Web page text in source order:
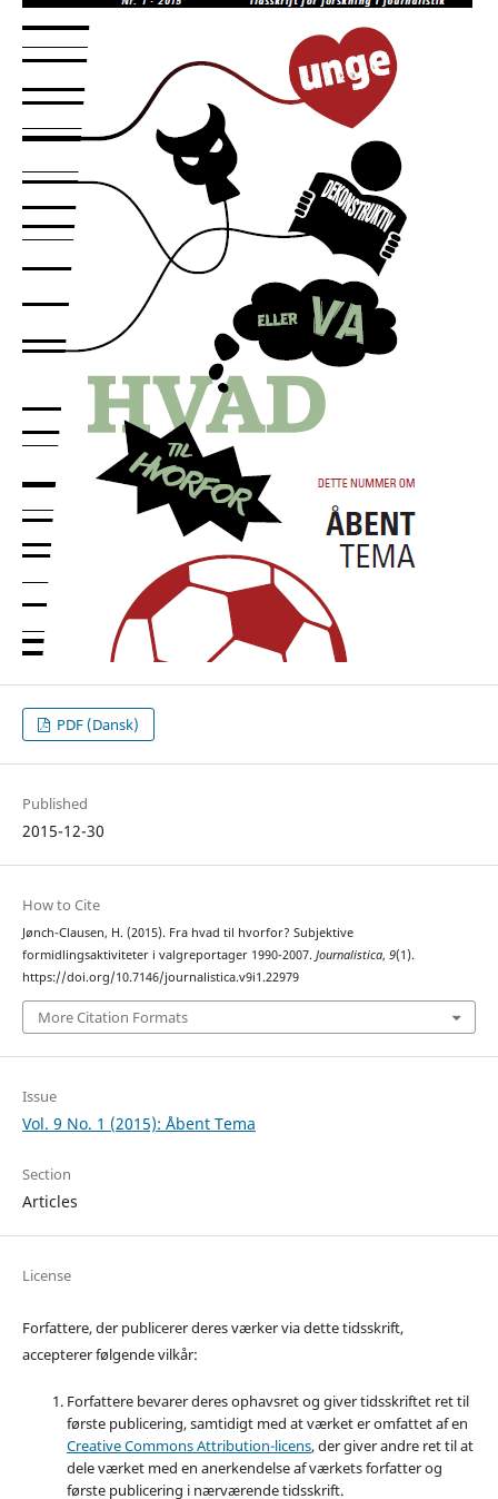
PDF (Dansk)
Published
2015-12-30
How to Cite
Jønch-Clausen, H. (2015). Fra hvad til hvorfor? Subjektive
formidlingsaktiviteter i valgreportager 1990-2007. Journalistica, 9(1).
https://doi.org/10.7146/journalistica.v9i1.22979
More Citation Formats
Issue
Vol. 9 No. 1 (2015): Åbent Tema
Section
Articles
License
Forfattere, der publicerer deres værker via dette tidsskrift,
accepterer følgende vilkår:
Forfattere bevarer deres ophavsret og giver tidsskriftet ret til
første publicering, samtidigt med at værket er omfattet af en
Creative Commons Attribution-licens, der giver andre ret til at
dele værket med en anerkendelse af værkets forfatter og
første publicering i nærværende tidsskrift.